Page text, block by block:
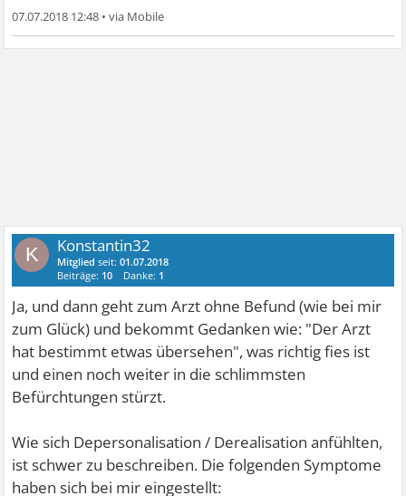
07.07.2018 12:48 •
K Konstantin32
Mitglied seit:01.07.2018
Beiträge: 10 Danke: 1
Ja, und dann geht zum Arzt ohne Befund (wie bei mir
zum Glück) und bekommt Gedanken wie: "Der Arzt
hat bestimmt etwas übersehen", was richtig fies ist
und einen noch weiter in die schlimmsten
Befürchtungen stürzt.
Wie sich Depersonalisation / Derealisation anfühlten,
ist schwer zu beschreiben. Die folgenden Symptome
haben sich bei mir eingestellt: